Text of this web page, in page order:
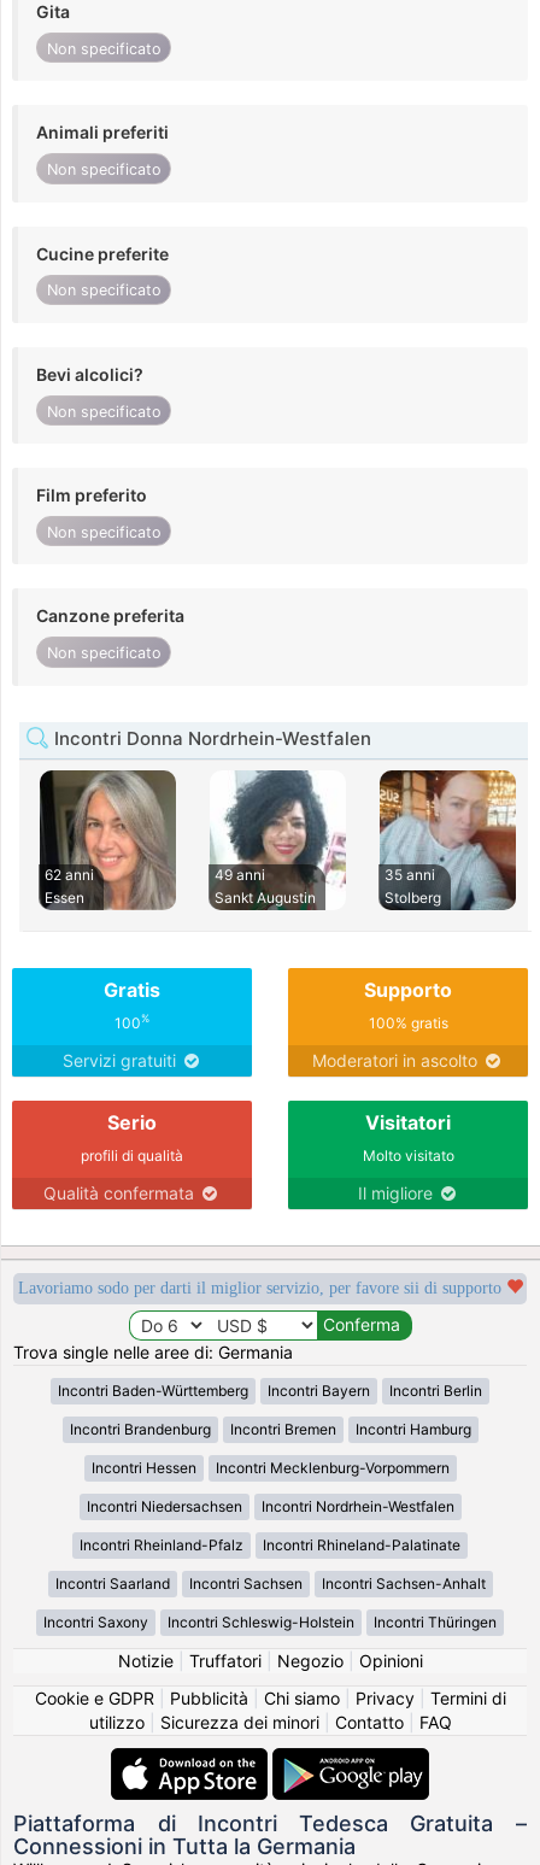
Gita
Non specificato
Animali preferiti
Non specificato
Cucine preferite
Non specificato
Bevi alcolici?
Non specificato
Film preferito
Non specificato
Canzone preferita
Non specificato
Incontri Donna Nordrhein-Westfalen
62 anni
Essen
49 anni
Sankt Augustin
35 anni
Stolberg
Gratis
100%
Servizi gratuiti
Supporto
100% gratis
Moderatori in ascolto
Serio
profili di qualità
Qualità confermata
Visitatori
Molto visitato
Il migliore
Lavoriamo sodo per darti il miglior servizio, per favore sii di supporto
Trova single nelle aree di: Germania
Incontri Baden-Württemberg Incontri Bayern Incontri Berlin
Incontri Brandenburg Incontri Bremen Incontri Hamburg
Incontri Hessen Incontri Mecklenburg-Vorpommern
Incontri Niedersachsen Incontri Nordrhein-Westfalen
Incontri Rheinland-Pfalz Incontri Rhineland-Palatinate
Incontri Saarland Incontri Sachsen Incontri Sachsen-Anhalt
Incontri Saxony Incontri Schleswig-Holstein Incontri Thüringen
Notizie| Truffatori| Negozio| Opinioni
Cookie e GDPR
Pubblicità Chi siamo| Privacy| Termini di
utilizzo| Sicurezza dei minori| Contatto| FAQ
Piattaforma di Incontri Tedesca Gratuita –
Connessioni in Tutta la Germania